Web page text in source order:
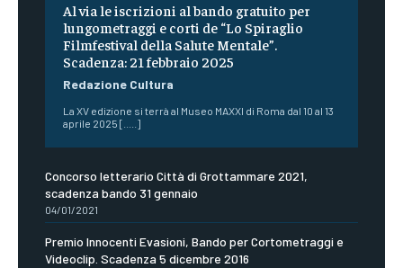
Al via le iscrizioni al bando gratuito per
lungometraggi e corti de “Lo Spiraglio
Filmfestival della Salute Mentale”.
Scadenza: 21 febbraio 2025
Redazione Cultura
La XV edizione si terrà al Museo MAXXI di Roma dal 10 al 13
aprile 2025 [.....]
Concorso letterario Città di Grottammare 2021,
scadenza bando 31 gennaio
04/01/2021
Premio Innocenti Evasioni, Bando per Cortometraggi e
Videoclip. Scadenza 5 dicembre 2016